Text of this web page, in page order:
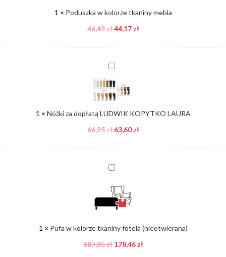
1 × Poduszka w kolorze tkaniny mebla
46,49zł 44,17 zł
Nóżki
dopłatą
LUDWIK
KOPYTKO
1 × Nóżki za dopłatą LUDWIK KOPYTKO LAURA
66,95zł 63,60zł
Pufa
kolorze
tkaniny
fotela
1 × Pufa w kolorze tkaniny fotela (nieotwierana)
187,85zł 178,46 zł